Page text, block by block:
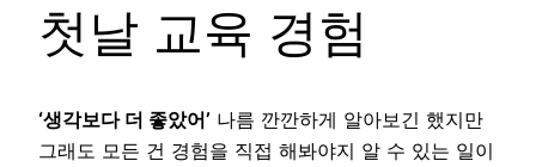
첫날 교육 경험
‘생각보다 더 좋았어’ 나름 깐깐하게 알아보긴 했지만
그래도 모든 건 경험을 직접 해봐야지 알 수 있는 일이